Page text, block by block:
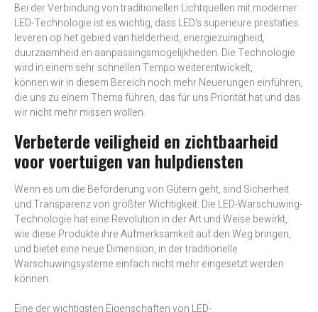
Bei der Verbindung von traditionellen Lichtquellen mit moderner
LED-Technologie ist es wichtig, dass LED's superieure prestaties
leveren op het gebied van helderheid, energiezuinigheid,
duurzaamheid en aanpassingsmogelijkheden. Die Technologie
wird in einem sehr schnellen Tempo weiterentwickelt,
können wir in diesem Bereich noch mehr Neuerungen einführen,
die uns zu einem Thema führen, das für uns Priorität hat und das
wir nicht mehr missen wollen.
Verbeterde veiligheid en zichtbaarheid
voor voertuigen van hulpdiensten
Wenn es um die Beförderung von Gütern geht, sind Sicherheit
und Transparenz von größter Wichtigkeit. Die LED-Warschuwing-
Technologie hat eine Revolution in der Art und Weise bewirkt,
wie diese Produkte ihre Aufmerksamkeit auf den Weg bringen,
und bietet eine neue Dimension, in der traditionelle
Warschuwingsysteme einfach nicht mehr eingesetzt werden
können.
Eine der wichtigsten Eigenschaften von LED-